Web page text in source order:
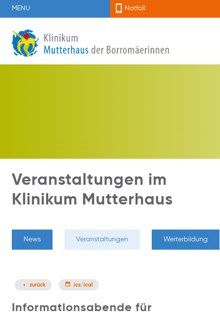
MENU Notfall
Veranstaltungen im
Klinikum Mutterhaus
News Veranstaltungen Weiterbildung
Informationsabende für
zurück ics/ical